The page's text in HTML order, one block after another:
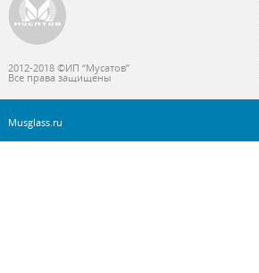
2012-2018 ©ИП “Мусатов”
Все права защищены
Musglass.ru